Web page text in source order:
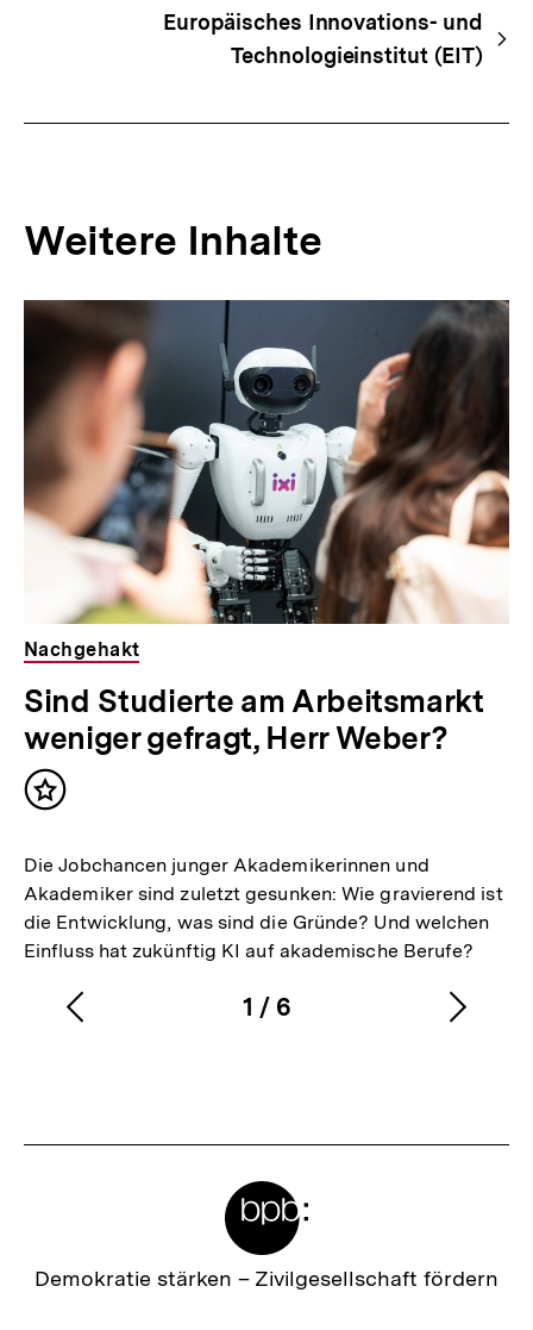
Europäisches Innovations- und
Technologieinstitut (EIT)
Weitere Inhalte
Inhaltskarousell
weitere
Inhalte
Inhaltskarussell
überspringen
Nachgehakt
Sind Studierte am Arbeitsmarkt
weniger gefragt, Herr Weber?
Inhalt
Die Jobchancen junger Akademikerinnen und
Akademiker sind zuletzt gesunken: Wie gravierend ist
die Entwicklung, was sind die Gründe? Und welchen
Einfluss hat zukünftig KI auf akademische Berufe?
Karussellinhalt
1
von
/ 6
Vorherigen
Zur
Demokratie stärken – Zivilgesellschaft fördern